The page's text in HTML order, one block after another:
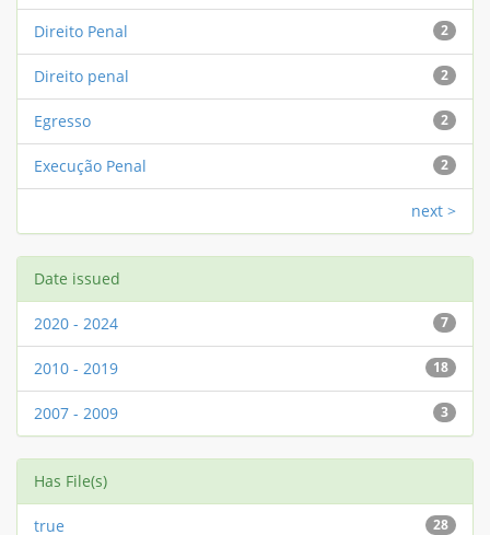
2
Direito Penal
2
Direito penal
2
Egresso
2
Execução Penal
next >
Date issued
7
2020 - 2024
18
2010 - 2019
3
2007 - 2009
Has File(s)
28
true